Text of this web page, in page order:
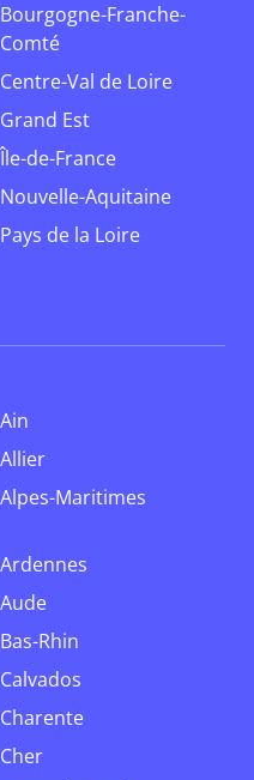
Bourgogne-Franche-
Comté
Centre-Val de Loire
Grand Est
Île-de-France
Nouvelle-Aquitaine
Pays de la Loire
Ain
Allier
Alpes-Maritimes
Ardennes
Aude
Bas-Rhin
Calvados
Charente
Cher